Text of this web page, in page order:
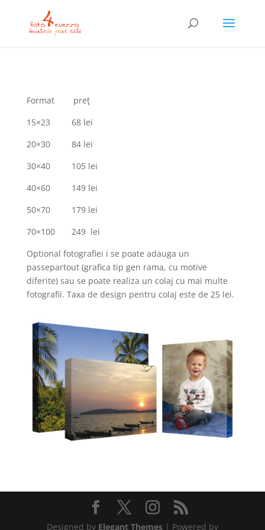
Format preţ
15×23 68 lei
20×30 84 lei
30×40 105 lei
40×60 149 lei
50×70 179 lei
70×100 249 lei
Optional fotografiei i se poate adauga un
passepartout (grafica tip gen rama, cu motive
diferite) sau se poate realiza un colaj cu mai multe
fotografii. Taxa de design pentru colaj este de 25 lei.
Designed by Elegant Themes| Powered by